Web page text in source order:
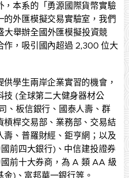
，本系的「勇源國際貨幣實驗
的外匯模擬交易實驗室，我們
舉辦全國外匯模擬投資競
作，吸引國內超過 2,300 位大
學生兩岸企業實習的機會，
技 (全球第二大健身器材公
、板信銀行、國泰人壽、群
槓桿交易部、業務部、交易結
壽、普羅財經、鉅亨網；以及
前四大銀行)、中信建投證券
前十大券商，為 A 類 AA 級
)、富邦華一銀行等。